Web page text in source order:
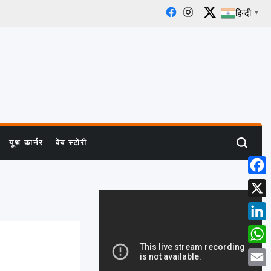
Facebook
Instagram
X हिन्दी ▼
यूथ कार्नर वेब स्टोरी Search
X